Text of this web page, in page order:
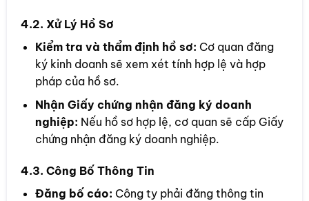
4.2. Xử Lý Hồ Sơ
Kiểm tra và thẩm định hồ sơ: Cơ quan đăng
ký kinh doanh sẽ xem xét tính hợp lệ và hợp
pháp của hồ sơ.
Nhận Giấy chứng nhận đăng ký doanh
nghiệp: Nếu hồ sơ hợp lệ, cơ quan sẽ cấp Giấy
chứng nhận đăng ký doanh nghiệp.
4.3. Công Bố Thông Tin
Đăng bố cáo: Công ty phải đăng thông tin